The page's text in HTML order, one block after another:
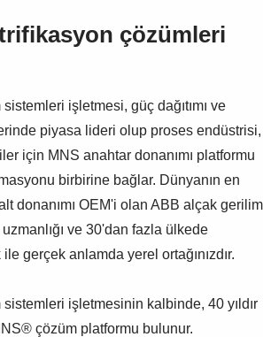
çözümleri
işletmesi, güç dağıtımı ve
piyasa lideri olup proses endüstrisi,
için MNS anahtar donanımı platformu
birbirine bağlar. Dünyanın en
donanımı OEM'i olan ABB alçak gerilim
ve 30'dan fazla ülkede
gerçek anlamda yerel ortağınızdır.
işletmesinin kalbinde, 40 yıldır
çözüm platformu bulunur.